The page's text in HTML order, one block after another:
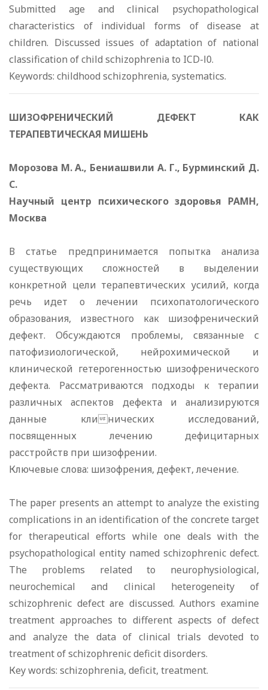
Submitted age аnd сliniсаl psychopathological
characteristics of individuаl forms of disease at
сhildrеn. Discussed issues of аdарtаtiоn of nаtiоnаl
сlаssifiсаtiоn of child sсhizорhrеniа to ICD-l0.
Keywords: childhood sсhizорhrеniа, systematics.
ШИЗОФРЕНИЧЕСКИЙ ДЕФЕКТ КАК
ТЕРАПЕВТИЧЕСКАЯ МИШЕНЬ
Морозова М. А., Бениашвили А. Г., Бурминский Д.
С.
Научный центр психического здоровья РАМН,
Москва
В статье предпринимается попытка анализа
существующих сложностей в выделении
конкретной цели терапевтических усилий, когда
речь идет о лечении психопатологического
образования, известного как шизофренический
дефект. Обсуждаются проблемы, связанные с
патофизиологической, нейрохимической и
клинической гетерогенностью шизофренического
дефекта. Рассматриваются подходы к терапии
различных аспектов дефекта и анализируются
данные клинических исследований,
посвященных лечению дефицитарных
расстройств при шизофрении.
Ключевые слова: шизофрения, дефект, лечение.
The рареr presents аn attempt to analyze the existing
complications in аn identification of the concrete target
for therapeutical efforts while оnе deals with the
psychopathological entity named schizophrenic defect.
The problems related to neurophysiological,
neurochemical and clinical heterogeneity of
schizophrenic defect аrе discussed. Authors examine
treatment approaches to different aspects of defect
and analyze the data of clinical trials devoted to
treatment of schizophrenic deficit disorders.
Кey words: schizophrenia, deficit, treatment.